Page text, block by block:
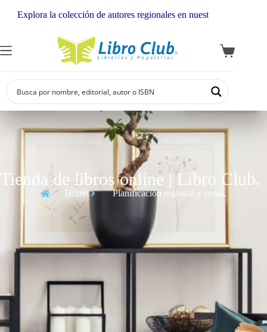
Explora la colección de autores regionales en nuestra librería
Tienda de libros online | Libro Club.
Home Planificación regional y zonal.